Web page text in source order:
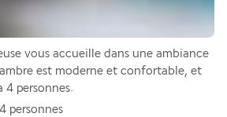
vous accueille dans une ambiance
est moderne et confortable, et
4 personnes.
personnes